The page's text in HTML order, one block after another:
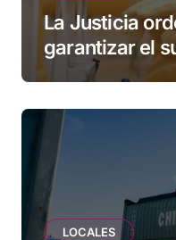
La Justicia
garantizar el
una familia de
LOCALES